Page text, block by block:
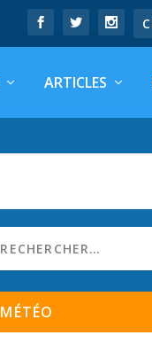
ARTICLES
MÉTÉO